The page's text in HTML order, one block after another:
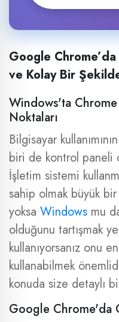
Google Chrome’da
ve Kolay Bir
Windows'ta
Noktaları
Bilgisayar
biri de kontrol paneli
İşletim sistemi
sahip olmak büyük
yoksa Windows mu
olduğunu tartışmak
kullanıyorsanız onu
kullanabilmek
konuda size detaylı
Google Chrome'da